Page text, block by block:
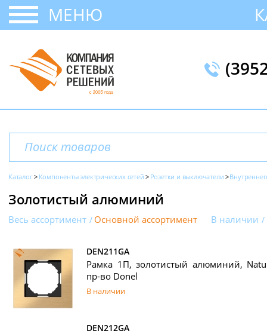
МЕНЮ
Каталог Компоненты электрических сетей Розетки и выключатели
Золотистый алюминий
Весь ассортимент Основной ассортимент В наличии
DEN211GA
Рамка 1П, золотистый алюминий,
пр-во Donel
В наличии
DEN212GA